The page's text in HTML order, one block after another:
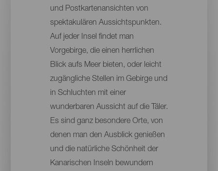
und Postkartenansichten von
spektakulären Aussichtspunkten.
Auf jeder Insel findet man
Vorgebirge, die einen herrlichen
Blick aufs Meer bieten, oder leicht
zugängliche Stellen im Gebirge und
in Schluchten mit einer
wunderbaren Aussicht auf die Täler.
Es sind ganz besondere Orte, von
denen man den Ausblick genießen
und die natürliche Schönheit der
Kanarischen Inseln bewundern